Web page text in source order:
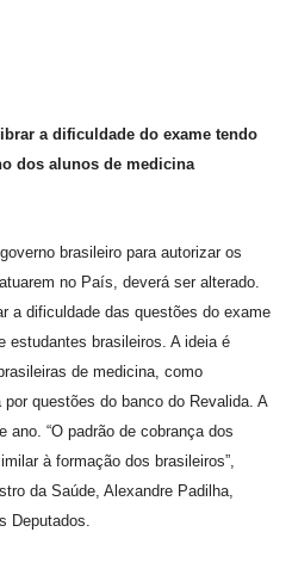
a dificuldade do exame tendo
dos alunos de medicina
brasileiro para autorizar os
no País, deverá ser alterado.
a dificuldade das questões do exame
estudantes brasileiros. A ideia é
de medicina, como
questões do banco do Revalida. A
ano. “O padrão de cobrança dos
à formação dos brasileiros”,
da Saúde, Alexandre Padilha,
Deputados.